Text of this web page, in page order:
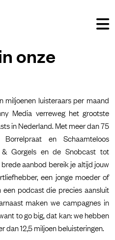
onze
miljoenen luisteraars per maand
Media verreweg het grootste
in Nederland. Met meer dan 75
en Schaamteloos
Gorgels en de Snobcast tot
aanbod bereik je altijd jouw
een jonge moeder of
podcast die precies aansluit
maken we campagnes in
to go big, dat kan: we hebben
dan 12,5 miljoen beluisteringen.